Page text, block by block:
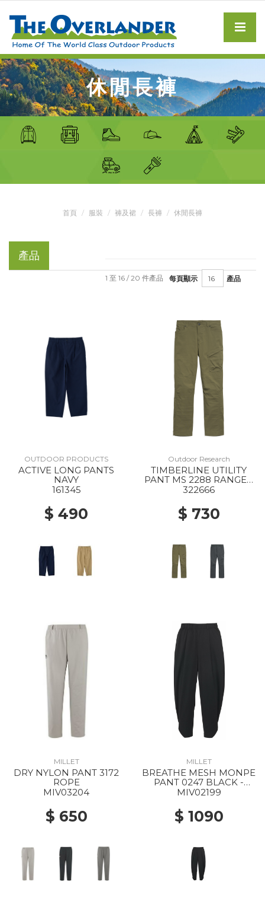
休閒長褲
首頁 服裝 褲及裙 長褲 休閒長褲
產品
每頁顯示 產品
1 至 16 / 20 件產品
OUTDOOR PRODUCTS
ACTIVE LONG PANTS
NAVY
161345
$ 490
Outdoor Research
TIMBERLINE UTILITY
PANT MS 2288 RANGER
GREEN
322666
$ 730
MILLET
DRY NYLON PANT 3172
ROPE
MIV03204
$ 650
MILLET
BREATHE MESH MONPE
PANT 0247 BLACK -
NOIR
MIV02199
$ 1090